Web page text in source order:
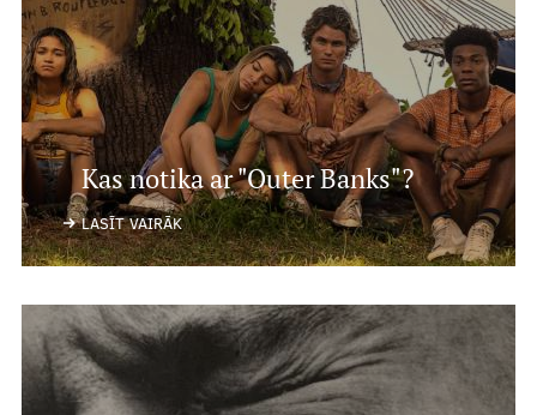
Kas notika ar "Outer Banks"?
LASĪT VAIRĀK